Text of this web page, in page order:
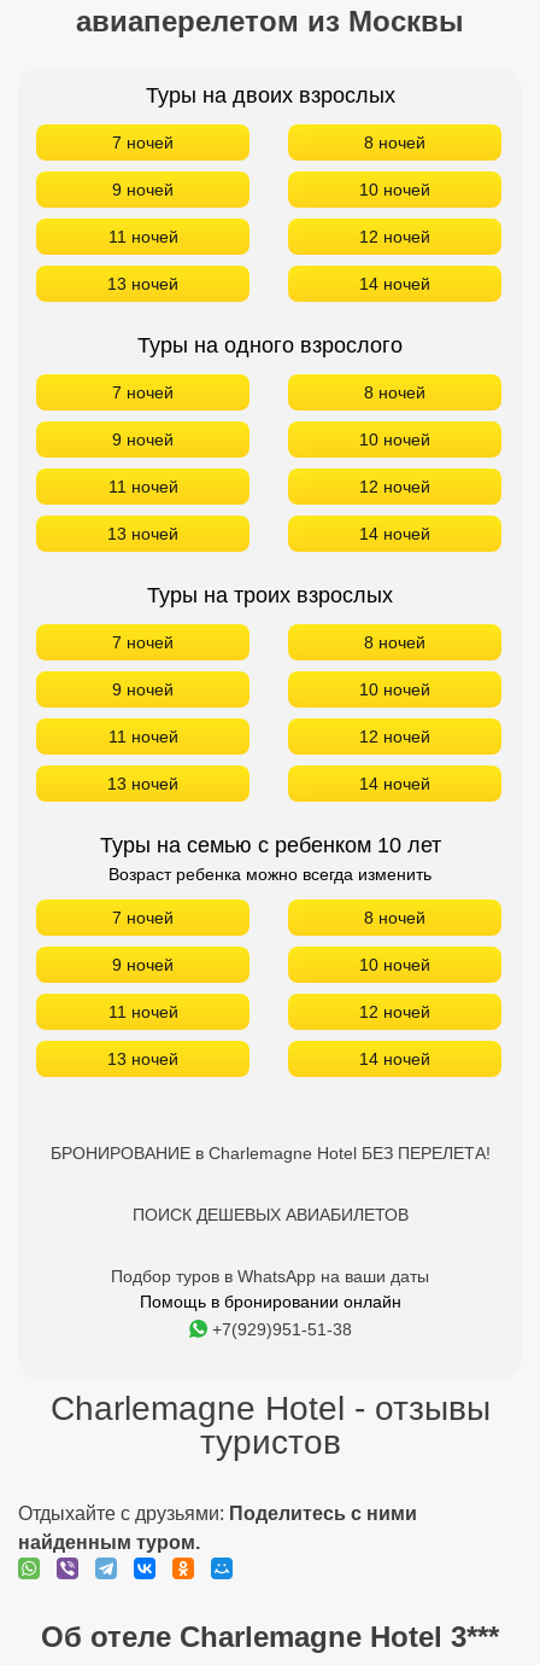
авиаперелетом из Москвы
Туры на двоих взрослых
7 ночей 8 ночей
9 ночей 10 ночей
11 ночей 12 ночей
13 ночей 14 ночей
Туры на одного взрослого
7 ночей 8 ночей
9 ночей 10 ночей
11 ночей 12 ночей
13 ночей 14 ночей
Туры на троих взрослых
7 ночей 8 ночей
9 ночей 10 ночей
11 ночей 12 ночей
13 ночей 14 ночей
Туры на семью с ребенком 10 лет
Возраст ребенка можно всегда изменить
7 ночей 8 ночей
9 ночей 10 ночей
11 ночей 12 ночей
13 ночей 14 ночей
БРОНИРОВАНИЕ в Charlemagne Hotel БЕЗ ПЕРЕЛЕТА!
ПОИСК ДЕШЕВЫХ АВИАБИЛЕТОВ
Подбор туров в WhatsApp на ваши даты
Помощь в бронировании онлайн
+7(929)951-51-38
Charlemagne Hotel - отзывы
туристов
Отдыхайте с друзьями: Поделитесь с ними
найденным туром.
Об отеле Charlemagne Hotel 3***
Сетевые отели Маврикия